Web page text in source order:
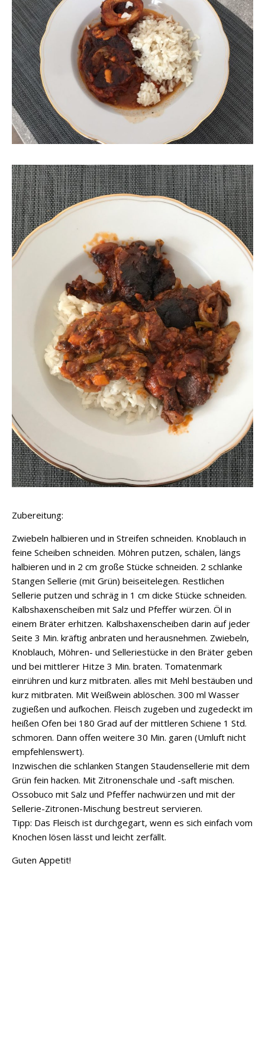
Zubereitung:
Zwiebeln halbieren und in Streifen schneiden. Knoblauch in
feine Scheiben schneiden. Möhren putzen, schälen, längs
halbieren und in 2 cm große Stücke schneiden. 2 schlanke
Stangen Sellerie (mit Grün) beiseitelegen. Restlichen
Sellerie putzen und schräg in 1 cm dicke Stücke schneiden.
Kalbshaxenscheiben mit Salz und Pfeffer würzen. Öl in
einem Bräter erhitzen. Kalbshaxenscheiben darin auf jeder
Seite 3 Min. kräftig anbraten und herausnehmen. Zwiebeln,
Knoblauch, Möhren- und Selleriestücke in den Bräter geben
und bei mittlerer Hitze 3 Min. braten. Tomatenmark
einrühren und kurz mitbraten. alles mit Mehl bestäuben und
kurz mitbraten. Mit Weißwein ablöschen. 300 ml Wasser
zugießen und aufkochen. Fleisch zugeben und zugedeckt im
heißen Ofen bei 180 Grad auf der mittleren Schiene 1 Std.
schmoren. Dann offen weitere 30 Min. garen (Umluft nicht
empfehlenswert).
Inzwischen die schlanken Stangen Staudensellerie mit dem
Grün fein hacken. Mit Zitronenschale und -saft mischen.
Ossobuco mit Salz und Pfeffer nachwürzen und mit der
Sellerie-Zitronen-Mischung bestreut servieren.
Tipp: Das Fleisch ist durchgegart, wenn es sich einfach vom
Knochen lösen lässt und leicht zerfällt.
Guten Appetit!